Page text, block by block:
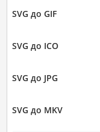
SVG до GIF
SVG до ICO
SVG до JPG
SVG до MKV